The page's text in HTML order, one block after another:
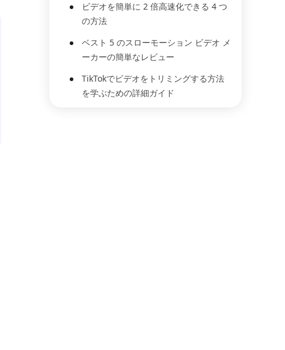
ビデオを簡単に 2 倍高速化できる 4 つ
の方法
ベスト 5 のスローモーション ビデオ メ
ーカーの簡単なレビュー
TikTokでビデオをトリミングする方法
を学ぶための詳細ガイド